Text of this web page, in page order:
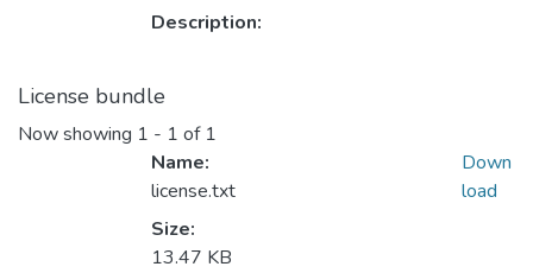
Description:
License bundle
Now showing 1 - 1 of 1
Name:
license.txt
Size:
13.47 KB
Down
load